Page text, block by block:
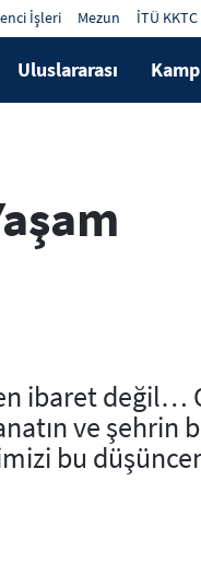
İşleri Mezun İTÜ KKTC
Uluslararası
ibaret değil…
ve şehrin
bu